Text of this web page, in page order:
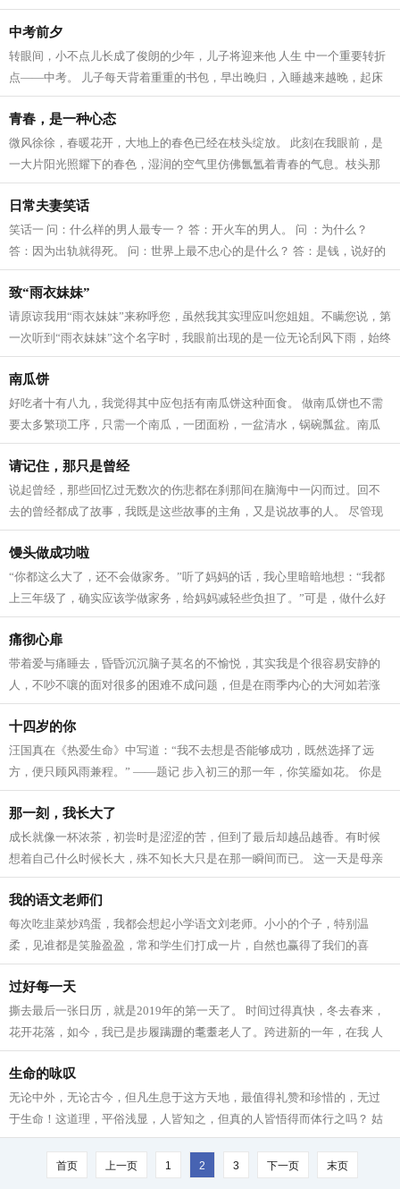
慢挑选，看看有什么书适合自己的。突...
中考前夕
转眼间，小不点儿长成了俊朗的少年，儿子将迎来他 人生 中一个重要转折
点——中考。 儿子每天背着重重的书包，早出晚归，入睡越来越晚，起床
越来越早。他书桌上的卷子越堆越高...
青春，是一种心态
微风徐徐，春暖花开，大地上的春色已经在枝头绽放。 此刻在我眼前，是
一大片阳光照耀下的春色，湿润的空气里仿佛氤氲着青春的气息。枝头那
一簇簇早开的花，是粉嫩的杏花吗？又...
日常夫妻笑话
笑话一 问：什么样的男人最专一？ 答：开火车的男人。 问 ：为什么？
答：因为出轨就得死。 问：世界上最不忠心的是什么？ 答：是钱，说好的
一起出门，然后它就不跟你回来了。...
致“雨衣妹妹”
请原谅我用“雨衣妹妹”来称呼您，虽然我其实理应叫您姐姐。不瞒您说，第
一次听到“雨衣妹妹”这个名字时，我眼前出现的是一位无论刮风下雨，始终
坚守在户外岗位上的“风雨防...
南瓜饼
好吃者十有八九，我觉得其中应包括有南瓜饼这种面食。 做南瓜饼也不需
要太多繁琐工序，只需一个南瓜，一团面粉，一盆清水，锅碗瓢盆。南瓜
饼可以作为正餐，填饱肚子；也可以作...
请记住，那只是曾经
说起曾经，那些回忆过无数次的伤悲都在刹那间在脑海中一闪而过。回不
去的曾经都成了故事，我既是这些故事的主角，又是说故事的人。 尽管现
在我能够平静地向别人诉说曾经的伤痛...
馒头做成功啦
“你都这么大了，还不会做家务。”听了妈妈的话，我心里暗暗地想：“我都
上三年级了，确实应该学做家务，给妈妈减轻些负担了。”可是，做什么好
呢？我突然想起妈妈手机里教做...
痛彻心扉
带着爱与痛睡去，昏昏沉沉脑子莫名的不愉悦，其实我是个很容易安静的
人，不吵不嚷的面对很多的困难不成问题，但是在雨季内心的大河如若涨
满泛滥成灾也会发生决堤，情况也很糟...
十四岁的你
汪国真在《热爱生命》中写道：“我不去想是否能够成功，既然选择了远
方，便只顾风雨兼程。” ——题记 步入初三的那一年，你笑靥如花。 你是
否会在未来记起，那个在操场上坚定...
那一刻，我长大了
成长就像一杯浓茶，初尝时是涩涩的苦，但到了最后却越品越香。有时候
想着自己什么时候长大，殊不知长大只是在那一瞬间而已。 这一天是母亲
节，我心想：“今天是母亲节，我为妈...
我的语文老师们
每次吃韭菜炒鸡蛋，我都会想起小学语文刘老师。小小的个子，特别温
柔，见谁都是笑脸盈盈，常和学生们打成一片，自然也赢得了我们的喜
欢。 刘老师没有一点架子，当时班上很多同...
过好每一天
撕去最后一张日历，就是2019年的第一天了。 时间过得真快，冬去春来，
花开花落，如今，我已是步履蹒跚的耄耋老人了。跨进新的一年，在我 人
生 的旅程上又迈出了一步。回想过去的...
生命的咏叹
无论中外，无论古今，但凡生息于这方天地，最值得礼赞和珍惜的，无过
于生命！这道理，平俗浅显，人皆知之，但真的人皆悟得而体行之吗？ 姑
且不言曾经亲身经历过的种种，即以此...
首页 上一页 1 2 3 下一页 末页